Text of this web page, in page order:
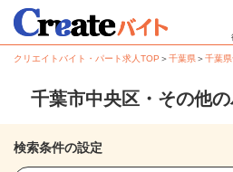
クリエイトバイト・パート求人TOP ＞千葉県＞千葉
千葉市中央区・その他
検索条件の設定